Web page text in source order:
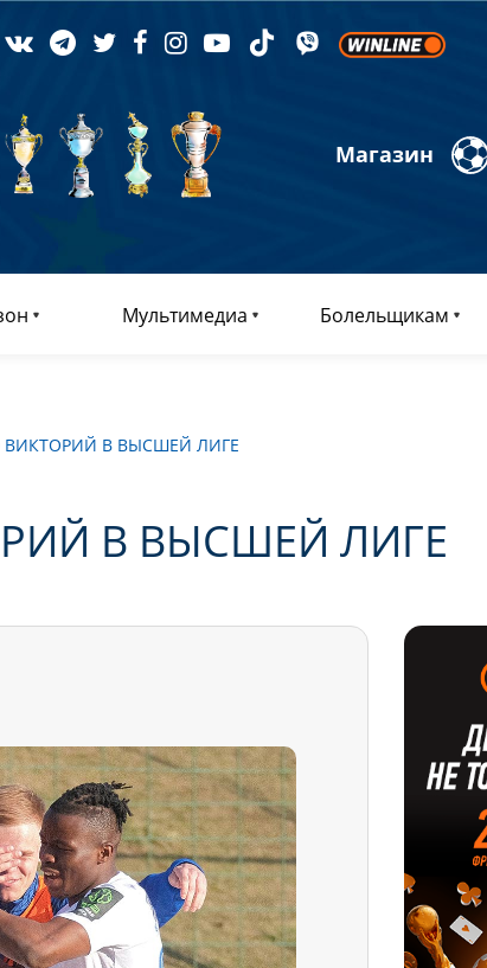
Магазин
Мультимедиа Болельщикам
В ВЫСШЕЙ ЛИГЕ
В ВЫСШЕЙ ЛИГЕ